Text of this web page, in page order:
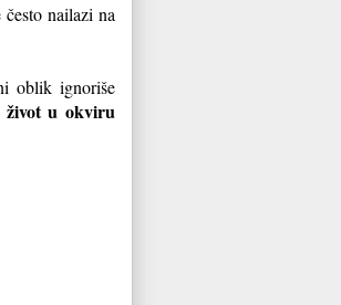
nailazi na
oblik ignoriše
život u okviru